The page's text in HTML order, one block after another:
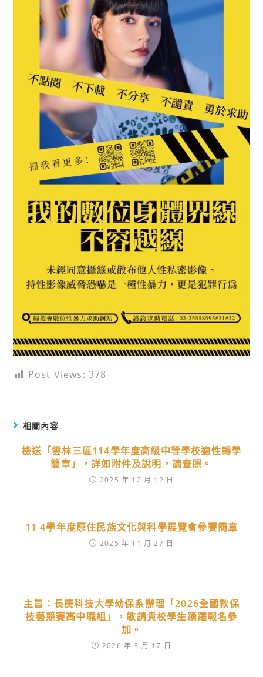
Post Views: 378
相關內容
檢送「雲林三區114學年度高級中等學校適性轉學
簡章」，詳如附件及說明，請查照。
2025 年 12 月 12 日
11 4學年度原住民族文化與科學展覽會參賽簡章
2025 年 11 月 27 日
主旨：長庚科技大學幼保系辦理「2026全國教保
技藝競賽高中職組」，敬請貴校學生踴躍報名參
加。
2026 年 3 月 17 日